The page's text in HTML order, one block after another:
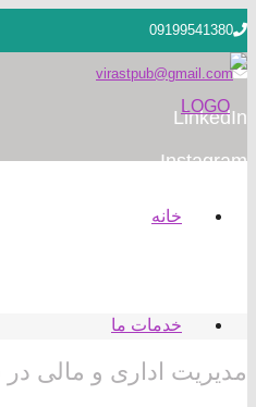
09199541380
virastpub@gmail.com
LinkedIn
Instagram
خانه
خدمات ما
مدیریت اداری و مالی